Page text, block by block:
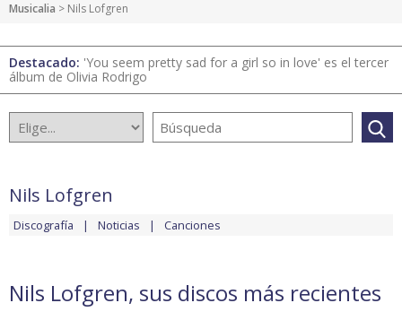
Musicalia > Nils Lofgren
Destacado: 'You seem pretty sad for a girl so in love' es el tercer
álbum de Olivia Rodrigo
Nils Lofgren
Discografía Noticias Canciones
Nils Lofgren, sus discos más recientes